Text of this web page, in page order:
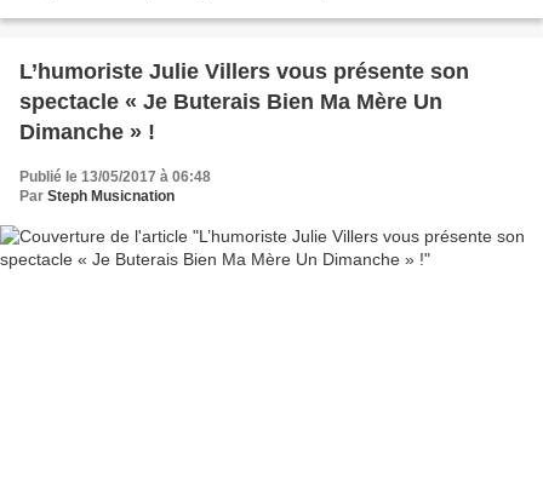
L’humoriste Julie Villers vous présente son
spectacle « Je Buterais Bien Ma Mère Un
Dimanche » !
Publié le 13/05/2017 à 06:48
Par Steph Musicnation